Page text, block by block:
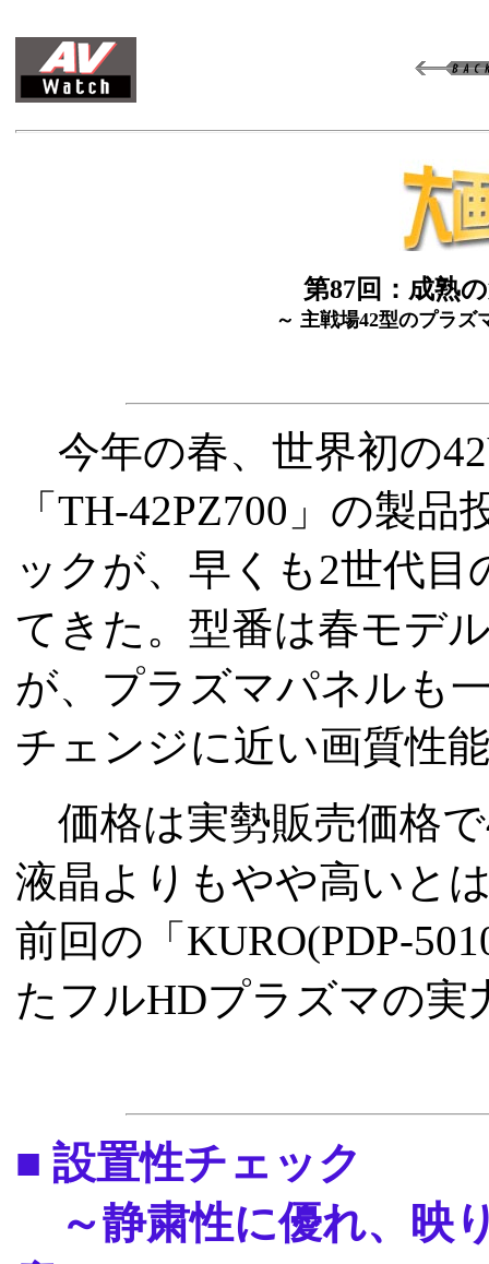
第87回：成熟
～ 主戦場42型のプラ
今年の春、世界初の
「TH-42PZ700」の製
ックが、早くも2世代
てきた。型番は春モデ
が、プラズマパネルも
チェンジに近い画質性
価格は実勢販売価格
液晶よりもやや高いと
前回の「KURO(PDP-
たフルHDプラズマの実
■ 設置性チェック
～静粛性に優れ、映